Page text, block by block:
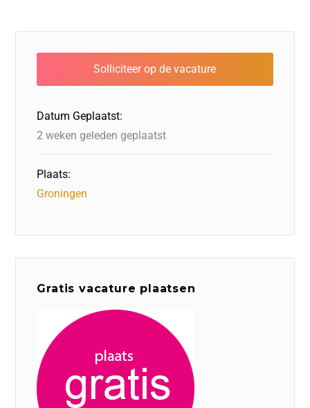
e
b
o
o
k
e
dI
n
er o
d
o
a
d
s
s
A
p
l
Datum Geplaatst:
2 weken geleden geplaatst
Plaats:
Groningen
Gratis vacature plaatsen